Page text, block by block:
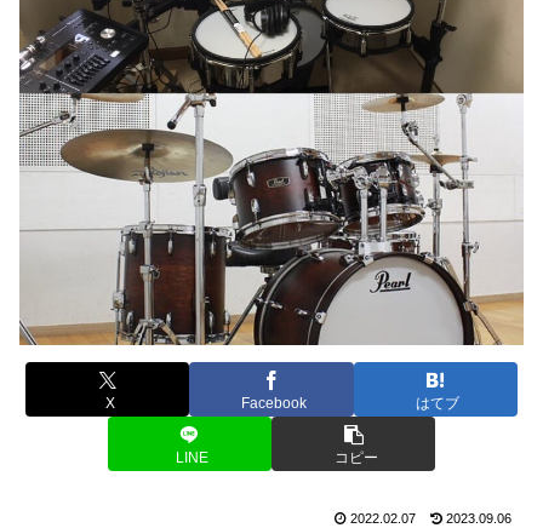
X Facebook はてブ
LINE コピー
2022.02.07 2023.09.06